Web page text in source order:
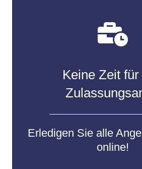
Keine Zeit für
Erledigen Sie alle
online!